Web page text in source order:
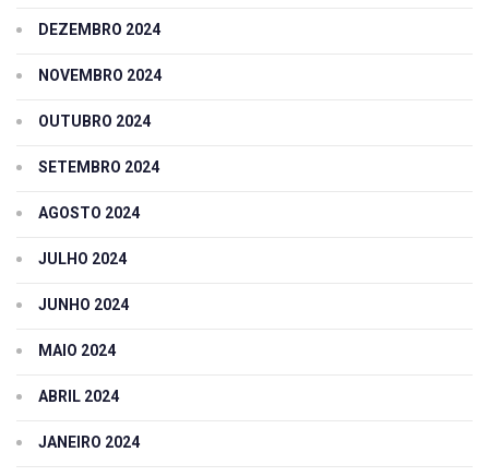
DEZEMBRO 2024
NOVEMBRO 2024
OUTUBRO 2024
SETEMBRO 2024
AGOSTO 2024
JULHO 2024
JUNHO 2024
MAIO 2024
ABRIL 2024
JANEIRO 2024